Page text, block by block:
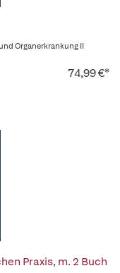
Organerkrankung II
74,99 €*
Praxis, m. 2 Buch